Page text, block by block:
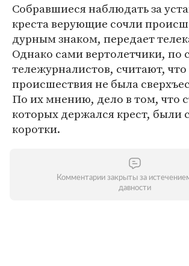
Собравшиеся наблюдать за
креста верующие сочли
дурным знаком, передает
Однако сами вертолетчики, по
тележурналистов, считают,
происшествия не была
По их мнению, дело в том, что
которых держался крест, были
коротки.
Комментарии закрыты за
давности